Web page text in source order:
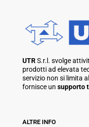
UTRS.r.l. svolge
prodotti ad elevata
servizio non si limita
fornisce un supporto
ALTRE INFO